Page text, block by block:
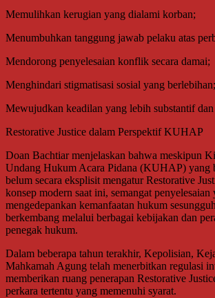
Memulihkan kerugian yang dialami korban;
Menumbuhkan tanggung jawab pelaku atas
Mendorong penyelesaian konflik secara damai;
Menghindari stigmatisasi sosial yang berlebihan;
Mewujudkan keadilan yang lebih substantif
Restorative Justice dalam Perspektif KUHAP
Doan Bachtiar menjelaskan bahwa meskipun
Undang Hukum Acara Pidana (KUHAP) yang
belum secara eksplisit mengatur Restorative
konsep modern saat ini, semangat penyelesaian
mengedepankan kemanfaatan hukum
berkembang melalui berbagai kebijakan dan
penegak hukum.
Dalam beberapa tahun terakhir, Kepolisian,
Mahkamah Agung telah menerbitkan regulasi
memberikan ruang penerapan Restorative
perkara tertentu yang memenuhi syarat.